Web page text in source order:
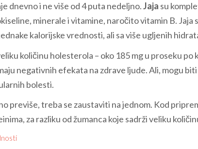
dnevno i ne više od 4 puta nedeljno.Jaja su
minerale i vitamine, naročito vitamin B. Jaja
kalorijske vrednosti, ali sa više ugljenih
količinu holesterola – oko 185 mg u proseku po
negativnih efekata na zdrave ljude. Ali, mogu biti
bolesti.
previše, treba se zaustaviti na jednom. Kod
za razliku od žumanca koje sadrži veliku